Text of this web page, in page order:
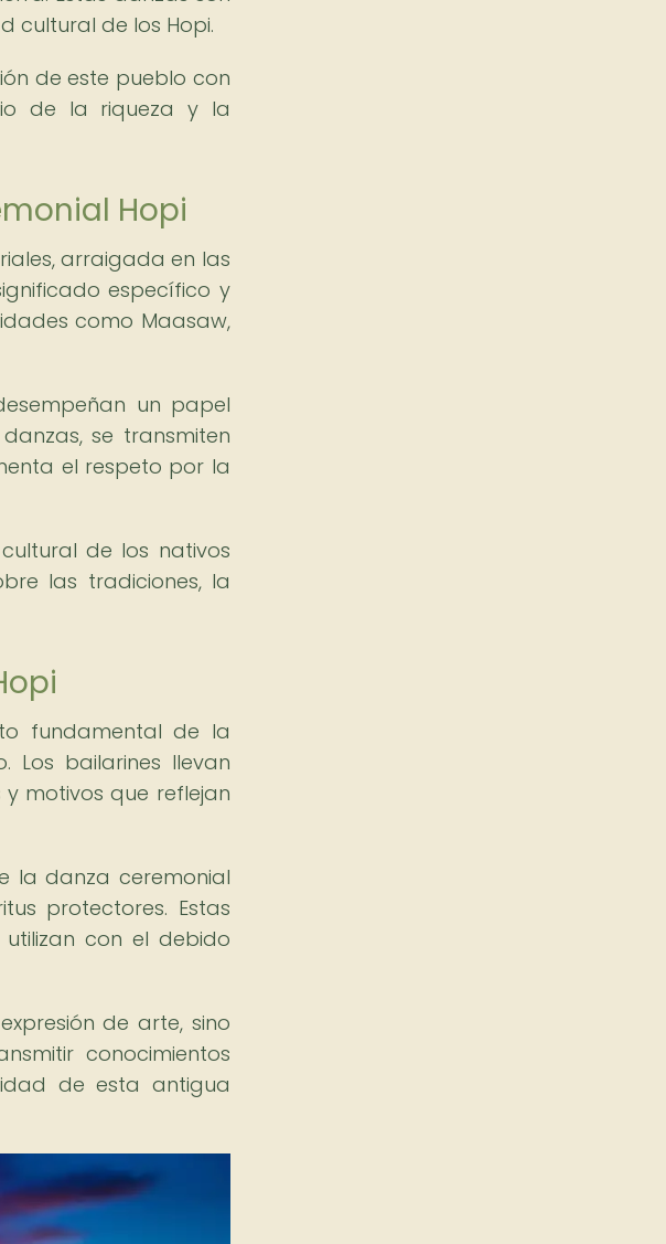
cultural de los Hopi.
de este pueblo con
de la riqueza y la
Hopi
arraigada en las
específico y
como Maasaw,
un papel
se transmiten
el respeto por la
de los nativos
las tradiciones, la
fundamental de la
Los bailarines llevan
motivos que reflejan
la danza ceremonial
protectores. Estas
con el debido
de arte, sino
conocimientos
de esta antigua